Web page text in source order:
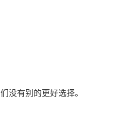
没有别的更好选择。